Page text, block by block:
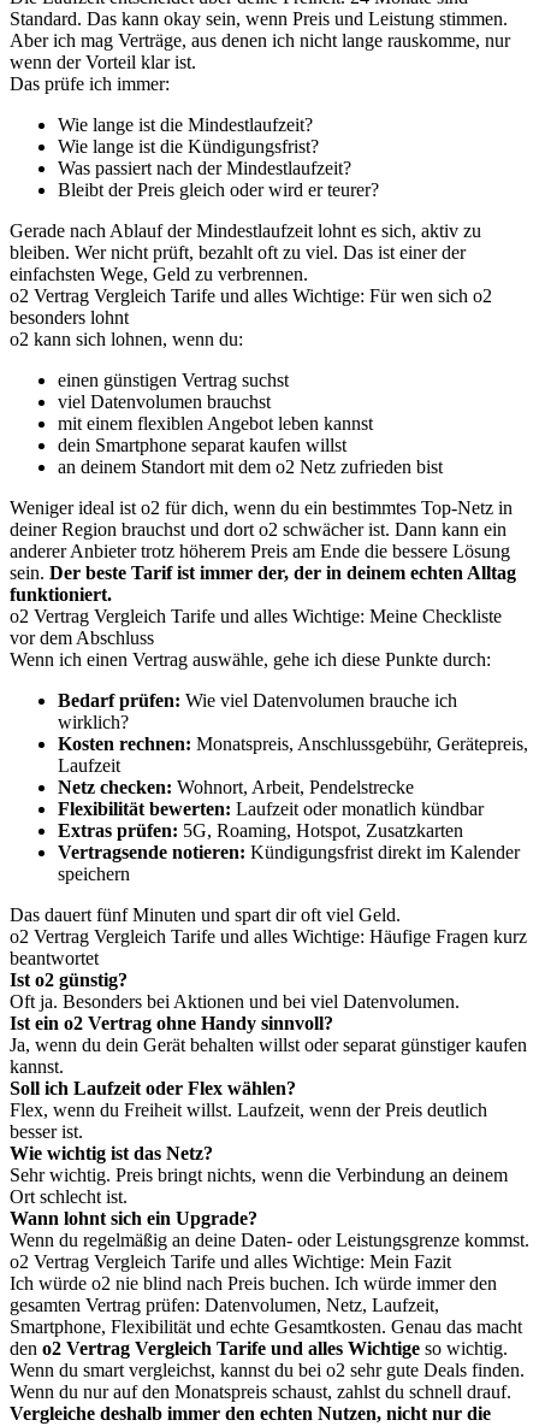
Standard. Das kann okay sein, wenn Preis und Leistung stimmen.
Aber ich mag Verträge, aus denen ich nicht lange rauskomme, nur
wenn der Vorteil klar ist.
Das prüfe ich immer:
Wie lange ist die Mindestlaufzeit?
Wie lange ist die Kündigungsfrist?
Was passiert nach der Mindestlaufzeit?
Bleibt der Preis gleich oder wird er teurer?
Gerade nach Ablauf der Mindestlaufzeit lohnt es sich, aktiv zu
bleiben. Wer nicht prüft, bezahlt oft zu viel. Das ist einer der
einfachsten Wege, Geld zu verbrennen.
o2 Vertrag Vergleich Tarife und alles Wichtige: Für wen sich o2
besonders lohnt
o2 kann sich lohnen, wenn du:
einen günstigen Vertrag suchst
viel Datenvolumen brauchst
mit einem flexiblen Angebot leben kannst
dein Smartphone separat kaufen willst
an deinem Standort mit dem o2 Netz zufrieden bist
Weniger ideal ist o2 für dich, wenn du ein bestimmtes Top-Netz in
deiner Region brauchst und dort o2 schwächer ist. Dann kann ein
anderer Anbieter trotz höherem Preis am Ende die bessere Lösung
sein. Der beste Tarif ist immer der, der in deinem echten Alltag
funktioniert.
o2 Vertrag Vergleich Tarife und alles Wichtige: Meine Checkliste
vor dem Abschluss
Wenn ich einen Vertrag auswähle, gehe ich diese Punkte durch:
Bedarf prüfen: Wie viel Datenvolumen brauche ich
wirklich?
Kosten rechnen: Monatspreis, Anschlussgebühr, Gerätepreis,
Laufzeit
Netz checken: Wohnort, Arbeit, Pendelstrecke
Flexibilität bewerten: Laufzeit oder monatlich kündbar
Extras prüfen: 5G, Roaming, Hotspot, Zusatzkarten
Vertragsende notieren: Kündigungsfrist direkt im Kalender
speichern
Das dauert fünf Minuten und spart dir oft viel Geld.
o2 Vertrag Vergleich Tarife und alles Wichtige: Häufige Fragen kurz
beantwortet
Ist o2 günstig?
Oft ja. Besonders bei Aktionen und bei viel Datenvolumen.
Ist ein o2 Vertrag ohne Handy sinnvoll?
Ja, wenn du dein Gerät behalten willst oder separat günstiger kaufen
kannst.
Soll ich Laufzeit oder Flex wählen?
Flex, wenn du Freiheit willst. Laufzeit, wenn der Preis deutlich
besser ist.
Wie wichtig ist das Netz?
Sehr wichtig. Preis bringt nichts, wenn die Verbindung an deinem
Ort schlecht ist.
Wann lohnt sich ein Upgrade?
Wenn du regelmäßig an deine Daten- oder Leistungsgrenze kommst.
o2 Vertrag Vergleich Tarife und alles Wichtige: Mein Fazit
Ich würde o2 nie blind nach Preis buchen. Ich würde immer den
gesamten Vertrag prüfen: Datenvolumen, Netz, Laufzeit,
Smartphone, Flexibilität und echte Gesamtkosten. Genau das macht
den o2 Vertrag Vergleich Tarife und alles Wichtige so wichtig.
Wenn du smart vergleichst, kannst du bei o2 sehr gute Deals finden.
Wenn du nur auf den Monatspreis schaust, zahlst du schnell drauf.
Vergleiche deshalb immer den echten Nutzen, nicht nur die